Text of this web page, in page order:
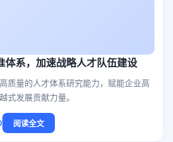
体系，加速战略人才队伍建设
质量的人才体系研究能力，赋能企业高
式发展贡献力量。
阅读全文